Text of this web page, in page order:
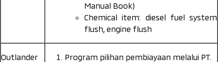
Manual Book)
Chemical item: diesel fuel system
flush, engine flush
Outlander
Program pilihan pembiayaan melalui PT.